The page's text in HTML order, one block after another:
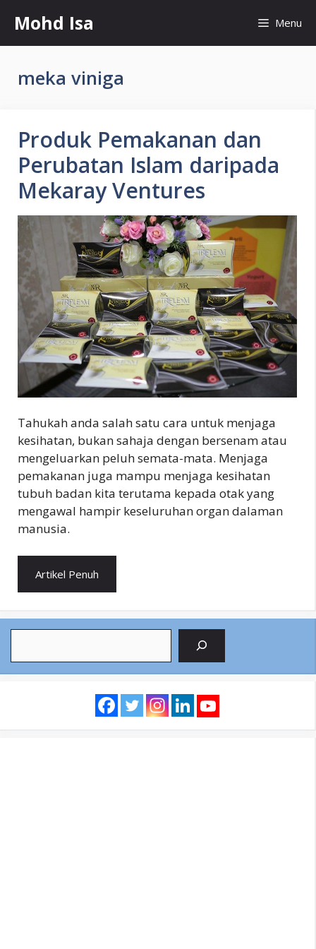
content
Mohd Isa Menu
meka viniga
Produk Pemakanan dan
Perubatan Islam daripada
Mekaray Ventures
Tahukah anda salah satu cara untuk menjaga
kesihatan, bukan sahaja dengan bersenam atau
mengeluarkan peluh semata-mata. Menjaga
pemakanan juga mampu menjaga kesihatan
tubuh badan kita terutama kepada otak yang
mengawal hampir keseluruhan organ dalaman
manusia.
Artikel Penuh